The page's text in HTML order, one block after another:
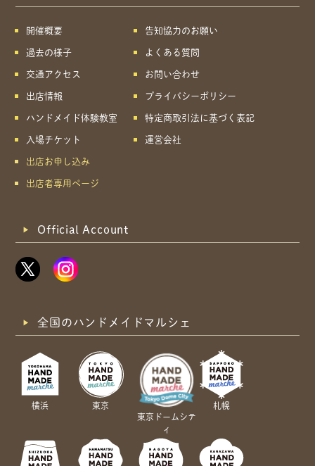
共有方法を選択
開催概要
過去の様子
交通アクセス
出店情報
ハンドメイド体験教室
入場チケット
出店お申し込み
出店者専用ページ
告知協力のお願い
よくある質問
お問い合わせ
プライバシーポリシー
特定商取引法に基づく表記
運営会社
Official Account
全国のハンドメイドマルシェ
横浜
東京
東京ドームシテ
ィ
札幌